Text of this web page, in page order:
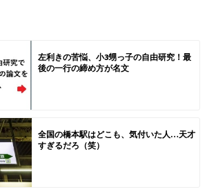
左利きの苦悩、小3甥っ子の自由研究！最
後の一行の締め方が名文
全国の橋本駅はどこも、気付いた人…天才
すぎるだろ（笑）